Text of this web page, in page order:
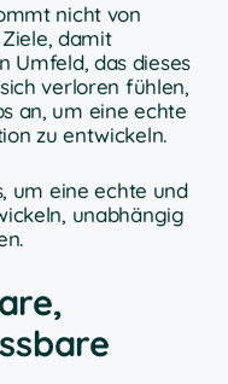
nicht von
damit
Umfeld, das dieses
verloren fühlen,
an, um eine echte
zu entwickeln.
um eine echte und
unabhängig